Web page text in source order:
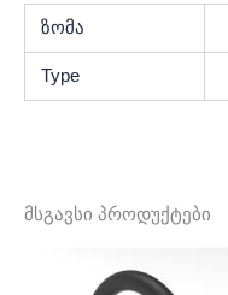
ზომა
Type
მსგავსი პროდუქტები